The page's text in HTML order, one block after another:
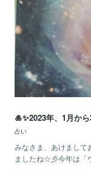
🎍✨2023年、1月か
占い
みなさま、あけまして
ましたね☆彡今年は「